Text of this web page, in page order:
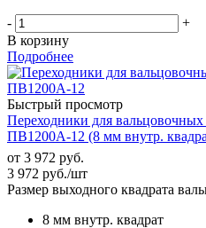
-
+
В корзину
Подробнее
Быстрый просмотр
Переходники для
ПВ1200А-12 (8 мм внутр.
от 3 972 руб.
3 972 руб./шт
Размер выходного квадрата
8 мм внутр. квадрат